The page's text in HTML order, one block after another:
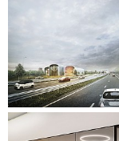
samtidig som